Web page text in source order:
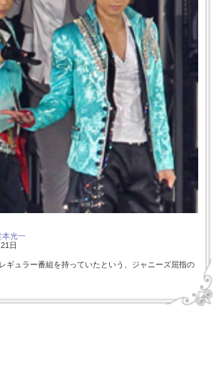
本光一
日
ギュラー番組を持っていたという、ジャニーズ屈指の